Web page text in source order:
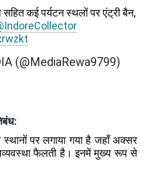
कई पर्यटन स्थलों पर एंट्री बैन,
(@MediaRewa9799)
पर लगाया गया है जहाँ अक्सर
फैलती है। इनमें मुख्य रूप से